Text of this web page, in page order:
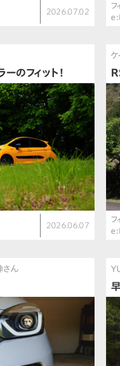
2026.07.02
フ
のフィット！
2026.06.07
ケ
フ
さん